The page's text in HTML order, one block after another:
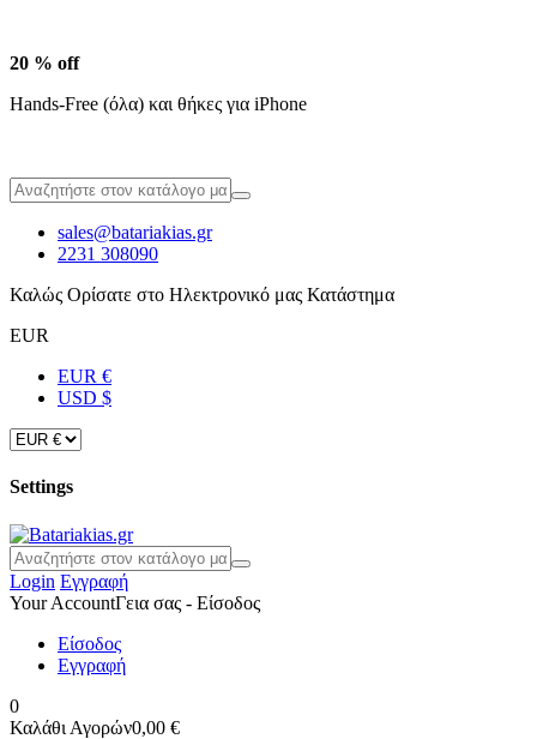
20 % off
Hands-Free (όλα) και θήκες για iPhone
sales@batariakias.gr
2231 308090
Καλώς Ορίσατε στο Ηλεκτρονικό μας Κατάστημα
EUR
EUR €
USD $
Settings
Login Εγγραφή
Your AccountΓεια σας - Είσοδος
Είσοδος
Εγγραφή
0
Καλάθι Αγορών0,00 €